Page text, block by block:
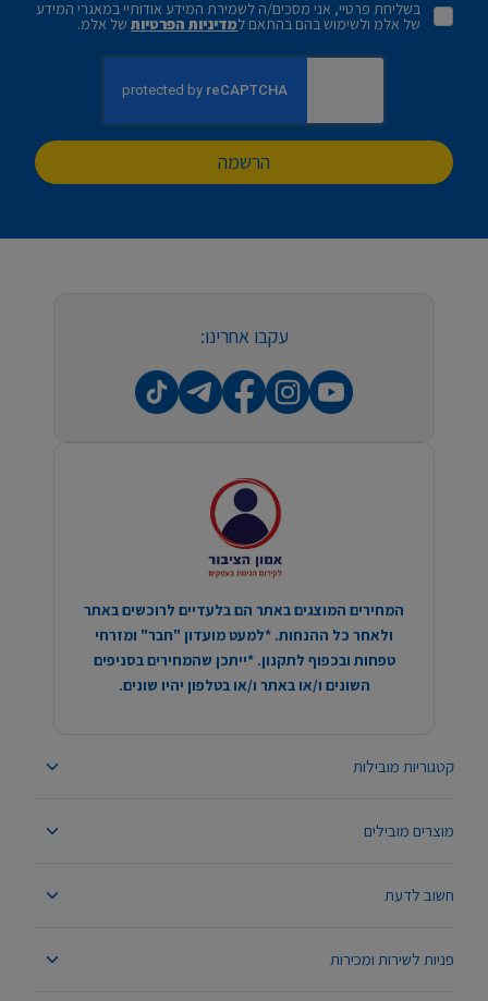
בשליחת פרטיי, אני מסכים/ה לשמירת המידע אודותיי במאגרי המידע
של אלמ ולשימוש בהם בהתאם למדיניות הפרטיותשל אלמ.
הרשמה
קטגוריות מובילות
מוצרים מובילים
חשוב לדעת
פניות לשירות ומכירות
עקבו אחרינו:
המחירים המוצגים באתר הם בלעדיים לרוכשים באתר
ולאחר כל ההנחות. *למעט מועדון "חבר" ומזרחי
טפחות ובכפוף לתקנון. *ייתכן שהמחירים בסניפים
השונים ו/או באתר ו/או בטלפון יהיו שונים.